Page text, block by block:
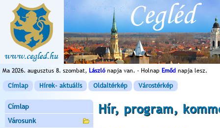
Ma 2026. augusztus 8. szombat, Lászlónapja van. - Holnap Emőd napja lesz.
Címlap Hírek- aktuális Oldaltérkép Várostérkép
Címlap
Városunk
Hír, program,